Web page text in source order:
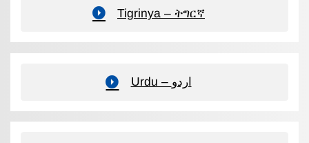
Tigrinya – ትግርኛ
Urdu – اردو